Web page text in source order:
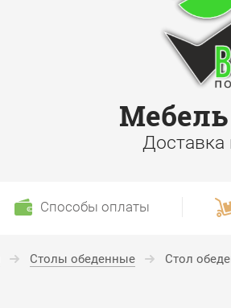
Доставка
Способы оплаты
Столы обеденные Стол